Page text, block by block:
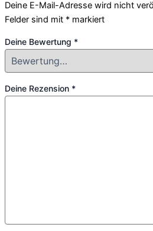
Deine E-Mail-Adresse wird nicht
Felder sind mit * markiert
Deine Bewertung *
Deine Rezension *